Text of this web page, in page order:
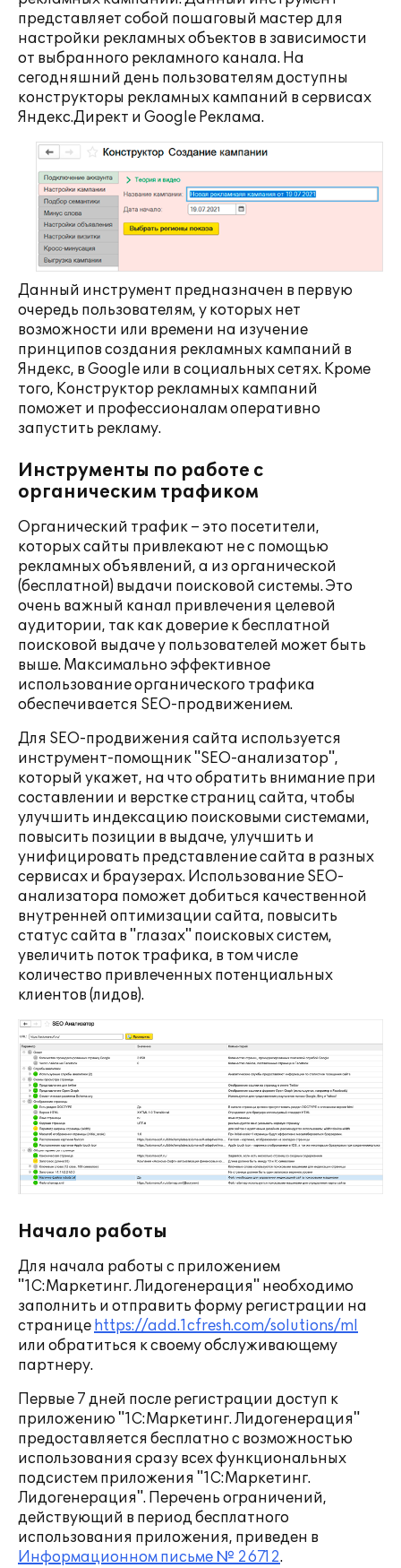
представляет собой пошаговый мастер для
настройки рекламных объектов в зависимости
от выбранного рекламного канала. На
сегодняшний день пользователям доступны
конструкторы рекламных кампаний в сервисах
Яндекс.Директ и Google Реклама.
Данный инструмент предназначен в первую
очередь пользователям, у которых нет
возможности или времени на изучение
принципов создания рекламных кампаний в
Яндекс, в Google или в социальных сетях. Кроме
того, Конструктор рекламных кампаний
поможет и профессионалам оперативно
запустить рекламу.
Инструменты по работе с
органическим трафиком
Органический трафик – это посетители,
которых сайты привлекают не с помощью
рекламных объявлений, а из органической
(бесплатной) выдачи поисковой системы. Это
очень важный канал привлечения целевой
аудитории, так как доверие к бесплатной
поисковой выдаче у пользователей может быть
выше. Максимально эффективное
использование органического трафика
обеспечивается SEO-продвижением.
Для SEO-продвижения сайта используется
инструмент-помощник "SEO-анализатор",
который укажет, на что обратить внимание при
составлении и верстке страниц сайта, чтобы
улучшить индексацию поисковыми системами,
повысить позиции в выдаче, улучшить и
унифицировать представление сайта в разных
сервисах и браузерах. Использование SEO-
анализатора поможет добиться качественной
внутренней оптимизации сайта, повысить
статус сайта в "глазах" поисковых систем,
увеличить поток трафика, в том числе
количество привлеченных потенциальных
клиентов (лидов).
Начало работы
Для начала работы с приложением
"1С:Маркетинг. Лидогенерация" необходимо
заполнить и отправить форму регистрации на
странице https://add.1cfresh.com/solutions/ml
или обратиться к своему обслуживающему
партнеру.
Первые 7 дней после регистрации доступ к
приложению "1С:Маркетинг. Лидогенерация"
предоставляется бесплатно с возможностью
использования сразу всех функциональных
подсистем приложения "1С:Маркетинг.
Лидогенерация". Перечень ограничений,
действующий в период бесплатного
использования приложения, приведен в
Информационном письме № 26712.